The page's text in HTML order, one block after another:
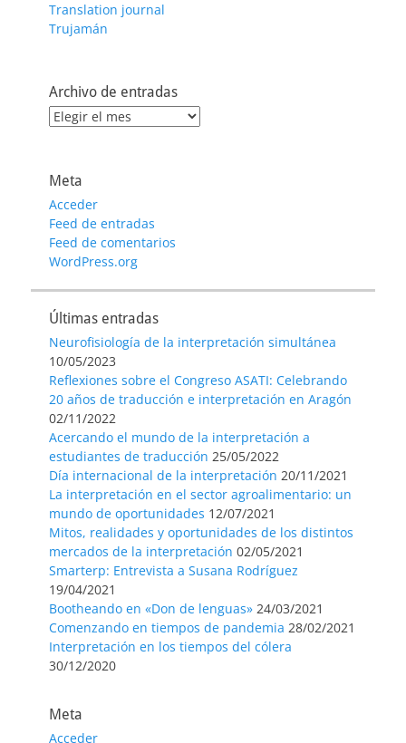
Translation journal
Trujamán
Archivo de entradas
Archivo
Meta
Acceder
Feed de entradas
Feed de comentarios
WordPress.org
Últimas entradas
Neurofisiología de la interpretación simultánea
10/05/2023
Reflexiones sobre el Congreso ASATI: Celebrando
20 años de traducción e interpretación en Aragón
02/11/2022
Acercando el mundo de la interpretación a
estudiantes de traducción 25/05/2022
Día internacional de la interpretación 20/11/2021
La interpretación en el sector agroalimentario: un
mundo de oportunidades 12/07/2021
Mitos, realidades y oportunidades de los distintos
mercados de la interpretación 02/05/2021
Smarterp: Entrevista a Susana Rodríguez
19/04/2021
Bootheando en «Don de lenguas» 24/03/2021
Comenzando en tiempos de pandemia 28/02/2021
Interpretación en los tiempos del cólera
30/12/2020
Meta
Acceder